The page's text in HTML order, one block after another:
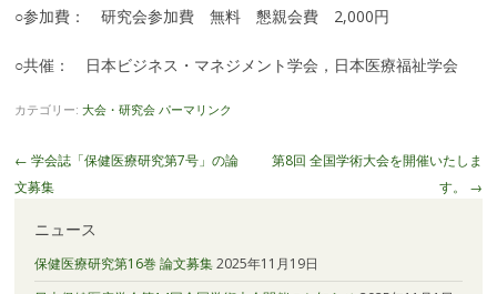
○参加費： 研究会参加費 無料 懇親会費 2,000円
○共催： 日本ビジネス・マネジメント学会，日本医療福祉学会
カテゴリー: 大会・研究会 パーマリンク
投
稿
← 学会誌「保健医療研究第7号」の論
文募集
第8回 全国学術大会を開催いたしま
す。 →
ニュース
保健医療研究第16巻 論文募集2025年11月19日